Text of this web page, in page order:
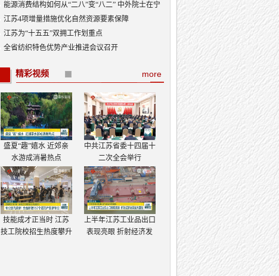
能源消费结构如何从“二八”变“八二” 中外院士在宁
探讨新型能源体系建设
江苏4项增量措施优化自然资源要素保障
江苏为“十五五”双拥工作划重点
全省纺织特色优势产业推进会议召开
more
精彩视频
盛夏“趣”嬉水 近郊亲
水游成消暑热点
中共江苏省委十四届十
二次全会举行
技能成才正当时 江苏
技工院校招生热度攀升
上半年江苏工业品出口
表现亮眼 折射经济发